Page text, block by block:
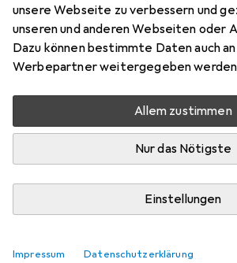
unsere Webseite zu verbessern und
unseren und anderen Webseiten oder
Dazu können bestimmte Daten auch
Werbepartner weitergegeben
Allem zustimmen
Nur das Nötigste
Einstellungen
Impressum Datenschutzerklärung
Top-Kategorien von
Elektronikkabel + Stecker